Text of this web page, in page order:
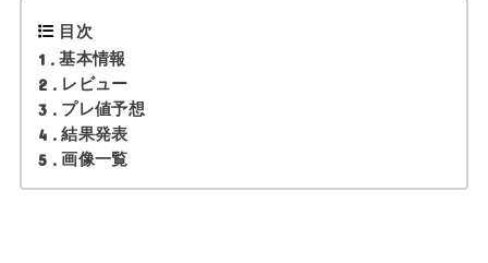
目次
1
基本情報
2 レビュー
3 プレ値予想
4 結果発表
5 画像一覧